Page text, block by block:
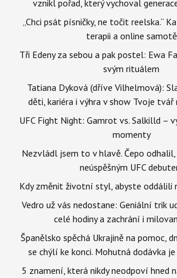
vznikl pořad, který vychoval
„Chci psát písničky, ne točit reelska.“
terapii a online samotě
Tři Edeny za sebou a pak postel: Ewa
svým rituálem
Tatiana Dyková (dříve Vilhelmová):
děti, kariéra i výhra v show Tvoje tvář
UFC Fight Night: Gamrot vs. Salkilld –
momenty
Nezvládl jsem to v hlavě. Čepo
neúspěšným UFC
Kdy změnit životní styl, abyste oddálili
Vedro už vás nedostane: Geniální trik
celé hodiny a zachrání i
Španělsko spěchá Ukrajině na pomoc,
se chýlí ke konci. Mohutná dodávka
5 znamení, která nikdy neodpoví hned